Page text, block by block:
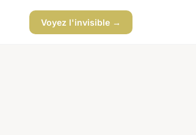
Voyez l'invisible →